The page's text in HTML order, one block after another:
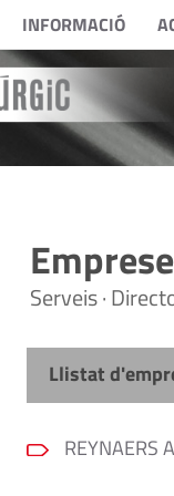
INFORMACIÓ
Serveis ·
Llistat
REYNAERS